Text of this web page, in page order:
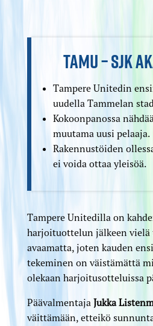
TAMU – SJK
Tampere Unitedin
uudella Tammelan
Kokoonpanossa
muutama uusi pelaaja.
Rakennustöiden
ei voida ottaa yleisöä.
Tampere Unitedilla on
harjoituottelun jälkeen vielä
avaamatta, joten kauden
tekeminen on väistämättä
olekaan harjoitusotteluissa
Päävalmentaja Jukka
väittämään, etteikö